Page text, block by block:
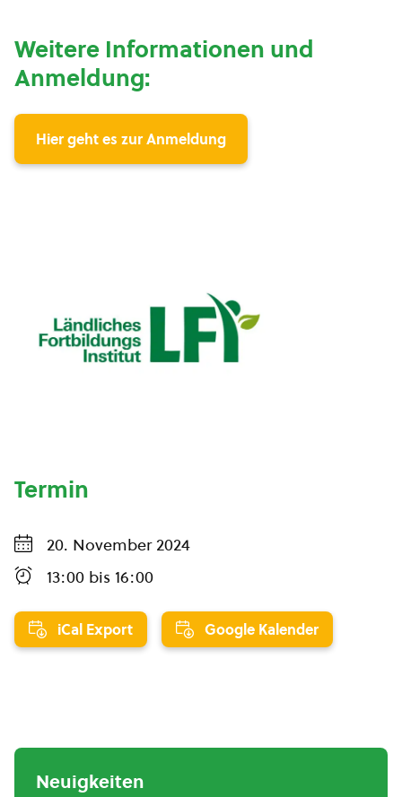
Weitere Informationen und
Anmeldung:
Hier geht es zur Anmeldung
Termin
20. November 2024
13:00 bis 16:00
iCal Export Google Kalender
Neuigkeiten